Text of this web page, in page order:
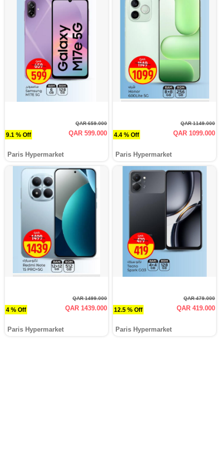
9.1 % Off
QAR 659.000
QAR 599.000
Paris Hypermarket
4.4 % Off
QAR 1149.000
QAR 1099.000
Paris Hypermarket
4 % Off
QAR 1499.000
QAR 1439.000
Paris Hypermarket
12.5 % Off
QAR 479.000
QAR 419.000
Paris Hypermarket